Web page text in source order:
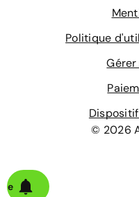
Politique
© 2026